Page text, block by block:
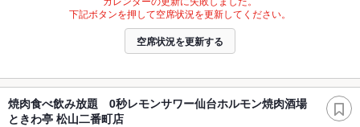
下記ボタンを押して空席状況を更新してください。
空席状況を更新する
焼肉食べ飲み放題 0秒レモンサワー仙台ホルモン焼肉酒場
ときわ亭 松山二番町店